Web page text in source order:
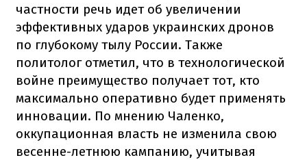
частности речь идет об увеличении
эффективных ударов украинских дронов
по глубокому тылу России. Также
политолог отметил, что в технологической
войне преимущество получает тот, кто
максимально оперативно будет применять
инновации. По мнению Чаленко,
оккупационная власть не изменила свою
весенне-летнюю кампанию, учитывая